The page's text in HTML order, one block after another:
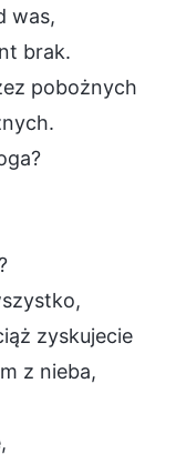
was,
brak.
pobożnych
zyskujecie
z nieba,